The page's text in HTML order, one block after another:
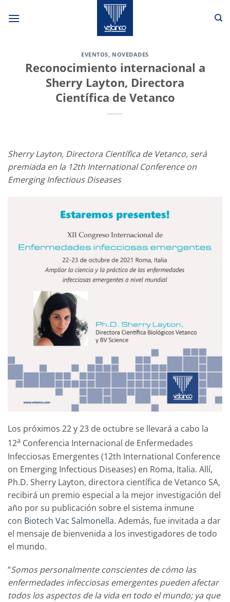
EVENTOS, NOVEDADES
Reconocimiento internacional a
Sherry Layton, Directora
Científica de Vetanco
Sherry Layton, Directora Científica de Vetanco, será
premiada en la 12th International Conference on
Emerging Infectious Diseases
Los próximos 22 y 23 de octubre se llevará a cabo la
12a Conferencia Internacional de Enfermedades
Infecciosas Emergentes (12th International Conference
on Emerging Infectious Diseases) en Roma, Italia. Allí,
Ph.D. Sherry Layton, directora científica de Vetanco SA,
recibirá un premio especial a la mejor investigación del
año por su publicación sobre el sistema inmune
con Biotech Vac Salmonella. Además, fue invitada a dar
el mensaje de bienvenida a los investigadores de todo
el mundo.
“Somos personalmente conscientes de cómo las
enfermedades infecciosas emergentes pueden afectar
todos los aspectos de la vida en todo el mundo; ya que